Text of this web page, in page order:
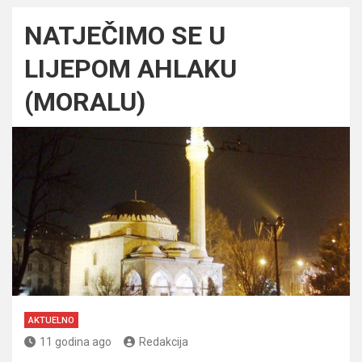
NATJEČIMO SE U
LIJEPOM AHLAKU
(MORALU)
AKTUELNO
11 godina ago Redakcija